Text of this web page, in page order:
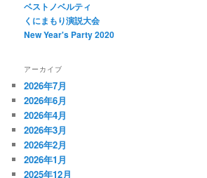
ベストノベルティ
くにまもり演説大会
New Year's Party 2020
アーカイブ
2026年7月
2026年6月
2026年4月
2026年3月
2026年2月
2026年1月
2025年12月